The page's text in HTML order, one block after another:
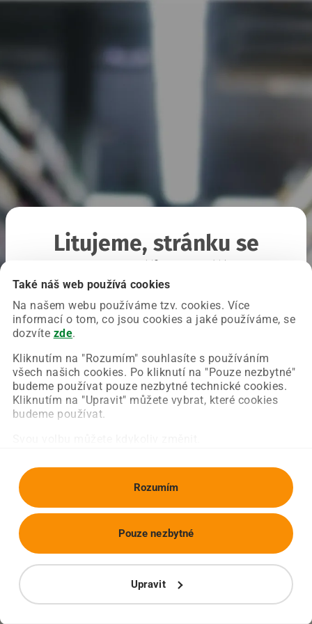
Také náš web používá cookies
Na našem webu používáme tzv. cookies. Více
informací o tom, co jsou cookies a jaké používáme, se
dozvíte zde.
Kliknutím na "Rozumím" souhlasíte s používáním
všech našich cookies. Po kliknutí na "Pouze nezbytné"
budeme používat pouze nezbytné technické cookies.
Kliknutím na "Upravit" můžete vybrat, které cookies
budeme používat.
Rozumím
Upravit
Pouze nezbytné
Litujeme, stránku se
Chyba nastala na naší straně a už ji opravujeme.
Zkuste prosím znovu načíst požadovanou stránku.
Obnovit stránku Úvodní strana